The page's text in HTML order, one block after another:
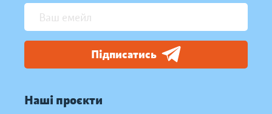
Підписатись
Наші проєкти